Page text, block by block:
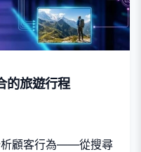
的旅遊行程
析顧客行為——從搜尋